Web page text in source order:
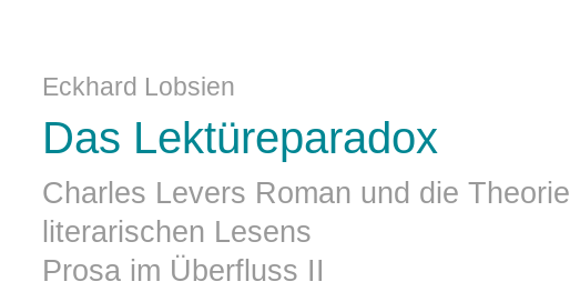
Eckhard Lobsien
Das Lektüreparadox
Charles Levers Roman und die Theorie
literarischen Lesens
Prosa im Überfluss II